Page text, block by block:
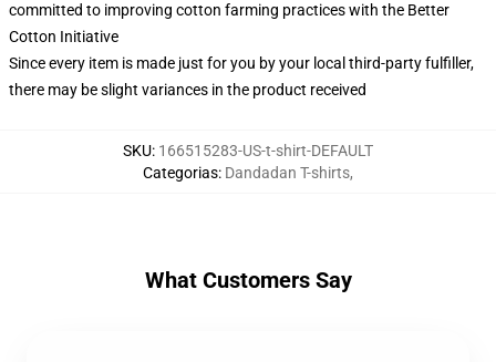
committed to improving cotton farming practices with the Better
Cotton Initiative
Since every item is made just for you by your local third-party fulfiller,
there may be slight variances in the product received
SKU: 166515283-US-t-shirt-DEFAULT
Categorias: Dandadan T-shirts,
What Customers Say